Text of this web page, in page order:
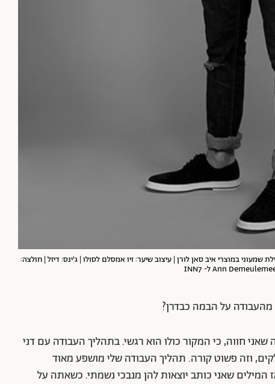
שמעוני במוצרי איב סאן לורן | עיצוב שיער: זיו אמסלם לסולו | ג'ינס: דיזל | חולצה:
על הבמה כבדרן?
חווה, כי המקור כולו הוא רגשי. בתהליך העבודה עם דני
וזה פשוט קורה. תהליך העבודה שלי מושפע מאוד
המילים שאני כותב יוצאות להן מנבכי נשמתי. כשאתה על